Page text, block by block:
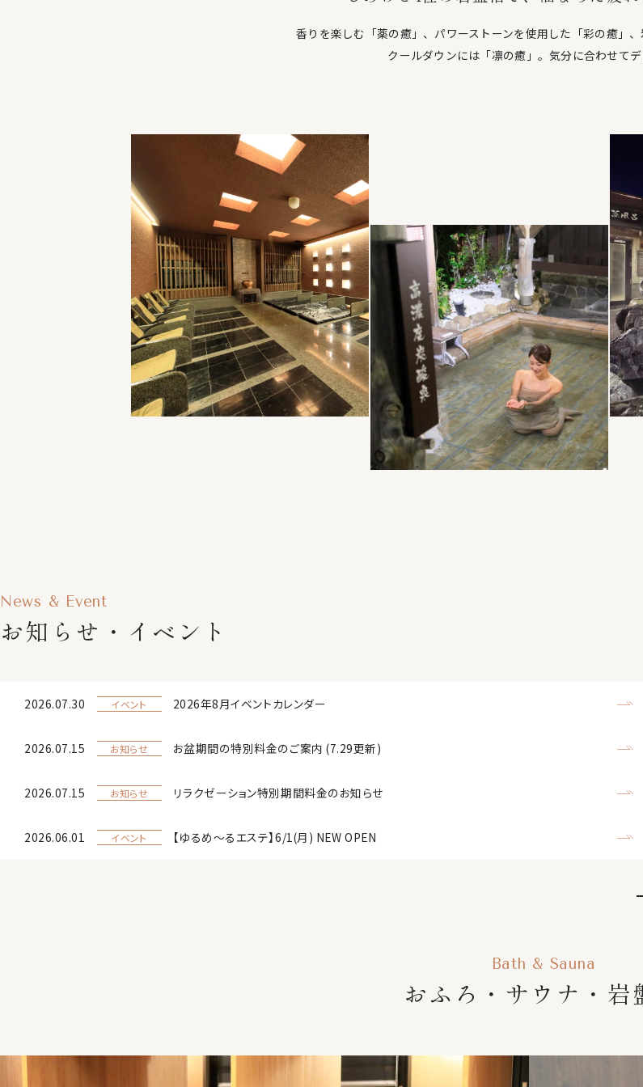
香りを楽しむ「薬の癒」、パワーストーンを使用した「彩の癒」、
クールダウンには「凛の癒」。気分に合わせてデ
News & Event
お知らせ・イベント
2026.07.30 イベント 2026年8月イベントカレンダー
2026.07.15 お知らせ お盆期間の特別料金のご案内 (7.29更新)
2026.07.15 お知らせ リラクゼーション特別期間料金のお知らせ
2026.06.01 イベント 【ゆるめ〜るエステ】6/1(月) NEW OPEN
Bath & Sauna
おふろ・サウナ・岩